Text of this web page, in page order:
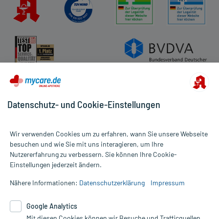
Alle Preise gelten inkl. MwSt., ggf. zzgl. Versandkosten
Informationen auf dieser Website werden ausschließlich für
die Untersuchung und Behandlung durch einen Arzt. Bitte
Therapien eingeleitet werden können. | Diese Webseite benutzt
Datenschutz- und Cookie-Einstellungen
Wir verwenden Cookies um zu erfahren, wann Sie unsere Webseite
besuchen und wie Sie mit uns interagieren, um Ihre
Nutzererfahrung zu verbessern. Sie können Ihre Cookie-
Einstellungen jederzeit ändern.
Nähere Informationen: Datenschutzerklärung Impressum
Google Analytics